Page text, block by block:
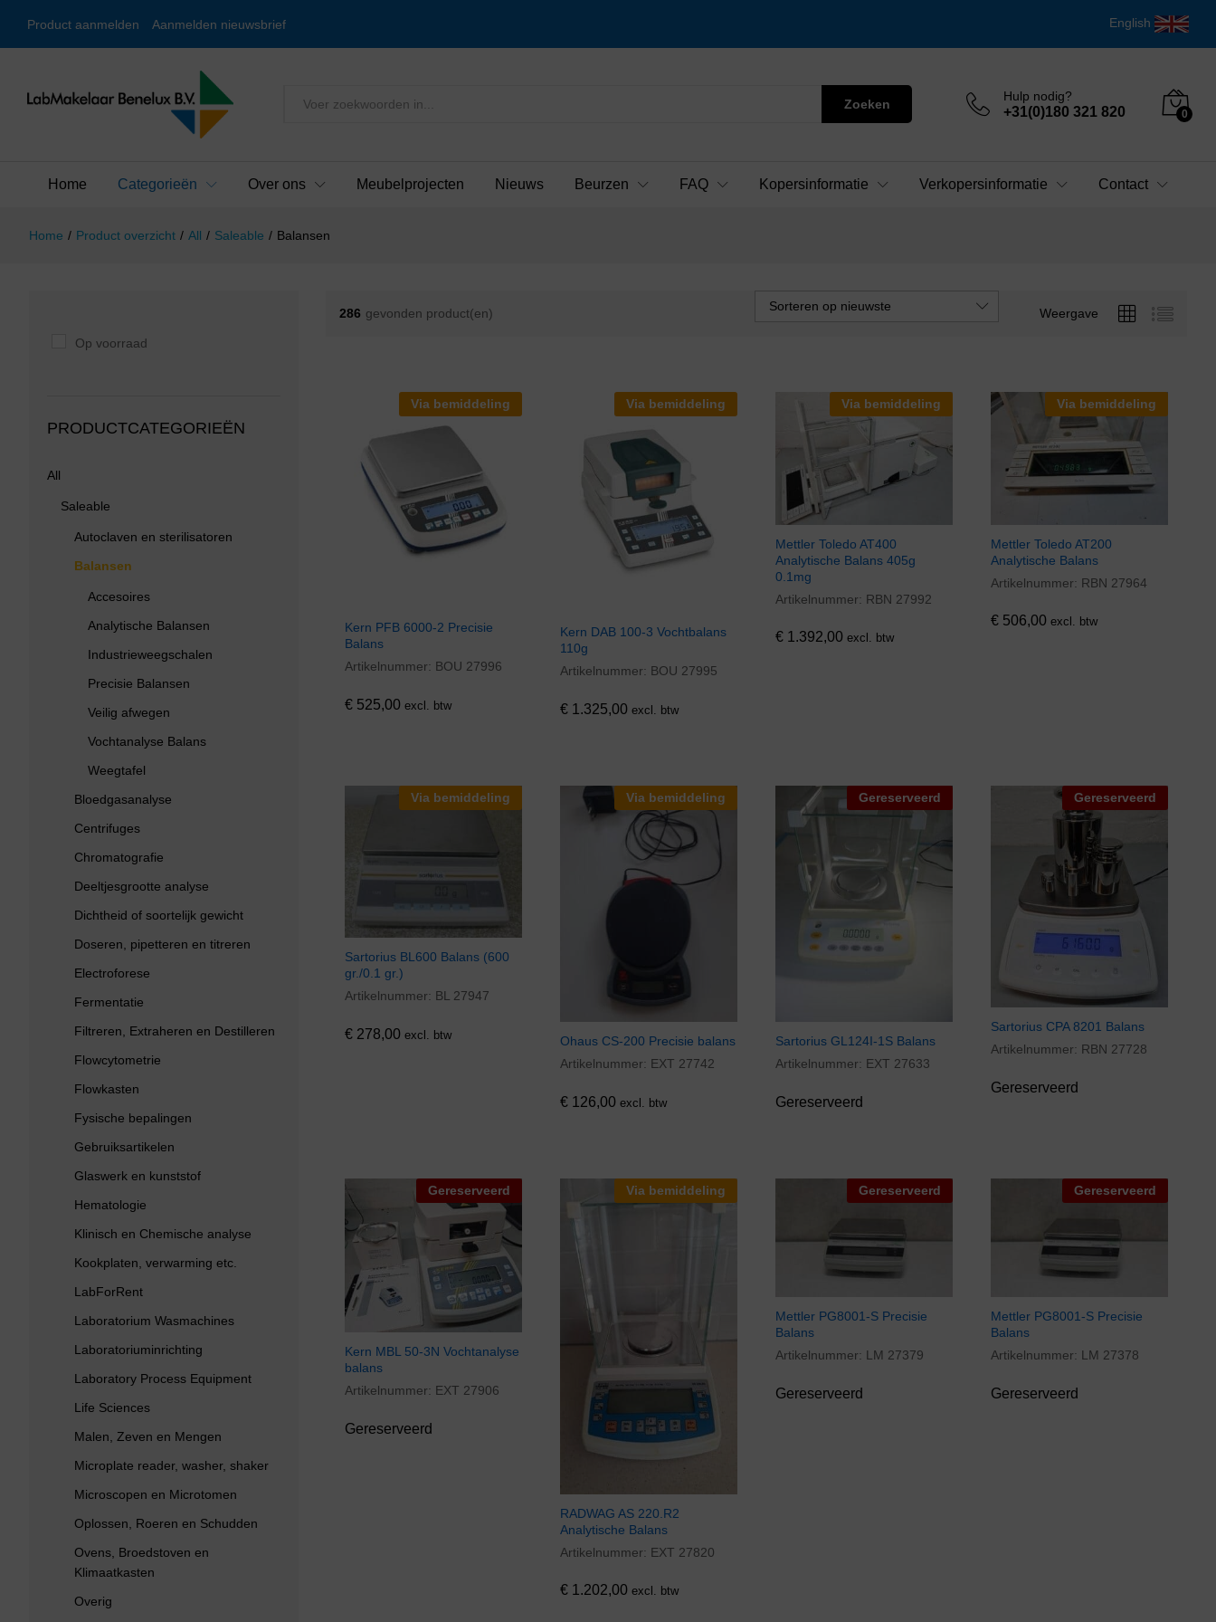
Product aanmelden Aanmelden nieuwsbrief English
Alles Zoeken
Hulp nodig?
+31(0)180 321 820 0
Home Categorieën Over ons Meubelprojecten Nieuws Beurzen FAQ Kopersinformatie Verkopersinformatie Contact
Home / Product overzicht / All / Saleable / Balansen
286 gevonden product(en) Weergave
Sorteren op nieuwste
Via bemiddeling
Kern PFB 6000-2 Precisie
Balans
Artikelnummer: BOU 27996
€525,00 excl. btw
€525,00
Via bemiddeling
Kern DAB 100-3 Vochtbalans
110g
Artikelnummer: BOU 27995
€1.325,00 excl. btw
€1.325,00
Via bemiddeling
Mettler Toledo AT400
Analytische Balans 405g
0.1mg
Artikelnummer: RBN 27992
€1.392,00 excl. btw
€1.392,00
Via bemiddeling
Mettler Toledo AT200
Analytische Balans
Artikelnummer: RBN 27964
€506,00 excl. btw
€506,00
Via bemiddeling
Sartorius BL600 Balans (600
gr./0.1 gr.)
Artikelnummer: BL 27947
€278,00 excl. btw
€278,00
Via bemiddeling
Ohaus CS-200 Precisie balans
Artikelnummer: EXT 27742
€126,00 excl. btw
€126,00
Gereserveerd
Sartorius GL124I-1S Balans
Artikelnummer: EXT 27633
Gereserveerd
Gereserveerd
Sartorius CPA 8201 Balans
Artikelnummer: RBN 27728
Gereserveerd
Gereserveerd
Kern MBL 50-3N Vochtanalyse
balans
Artikelnummer: EXT 27906
Gereserveerd
Via bemiddeling
RADWAG AS 220.R2
Analytische Balans
Artikelnummer: EXT 27820
€1.202,00 excl. btw
€1.202,00
Gereserveerd
Mettler PG8001-S Precisie
Balans
Artikelnummer: LM 27379
Gereserveerd
Gereserveerd
Mettler PG8001-S Precisie
Balans
Artikelnummer: LM 27378
Gereserveerd
Op voorraad
PRODUCTCATEGORIEËN
All
Saleable
Autoclaven en sterilisatoren
Balansen
Accesoires
Analytische Balansen
Industrieweegschalen
Precisie Balansen
Veilig afwegen
Vochtanalyse Balans
Weegtafel
Bloedgasanalyse
Centrifuges
Chromatografie
Deeltjesgrootte analyse
Dichtheid of soortelijk gewicht
Doseren, pipetteren en titreren
Electroforese
Fermentatie
Filtreren, Extraheren en Destilleren
Flowcytometrie
Flowkasten
Fysische bepalingen
Gebruiksartikelen
Glaswerk en kunststof
Hematologie
Klinisch en Chemische analyse
Kookplaten, verwarming etc.
LabForRent
Laboratorium Wasmachines
Laboratoriuminrichting
Laboratory Process Equipment
Life Sciences
Malen, Zeven en Mengen
Microplate reader, washer, shaker
Microscopen en Microtomen
Oplossen, Roeren en Schudden
Ovens, Broedstoven en
Klimaatkasten
Overig